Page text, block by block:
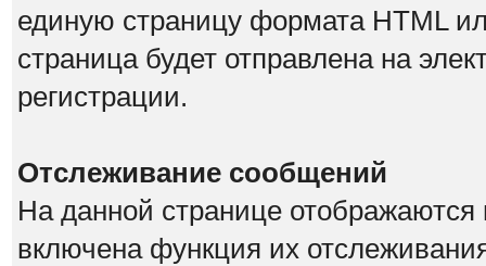
единую страницу формата HTML
страница будет отправлена на
регистрации.
Отслеживание сообщений
На данной странице
включена функция их